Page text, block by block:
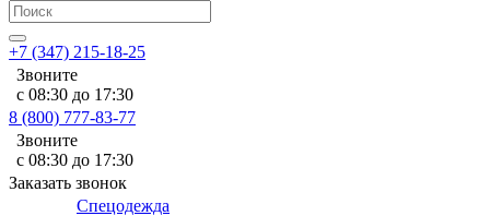
+7 (347) 215-18-25
Звоните
с 08:30 до 17:30
8 (800) 777-83-77
Звоните
с 08:30 до 17:30
Заказать звонок
Спецодежда